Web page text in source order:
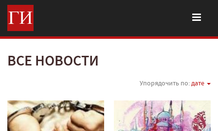
ВСЕ НОВОСТИ
Упорядочить по:дате